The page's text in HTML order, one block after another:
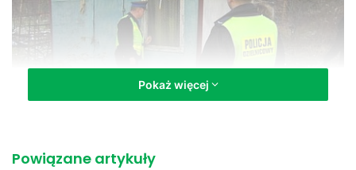
Pokaż więcej
Powiązane artykuły